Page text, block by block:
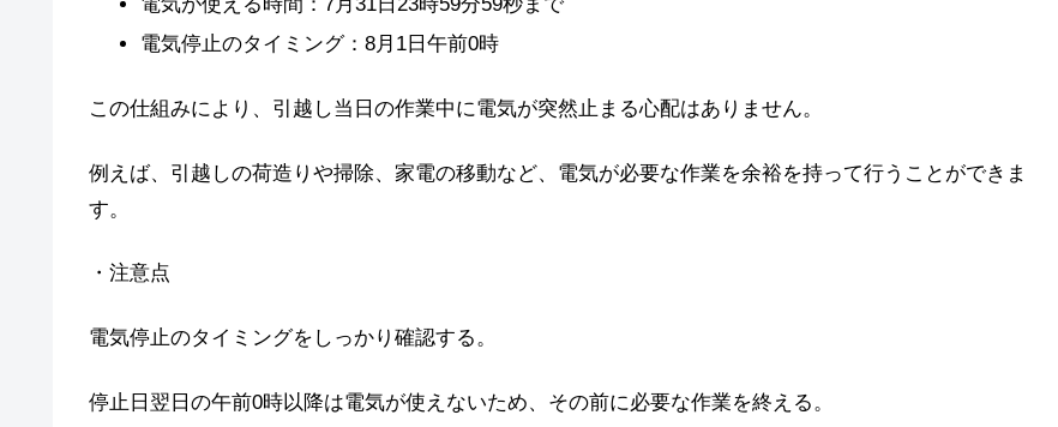
電気停止のタイミング：8月1日午前0時
この仕組みにより、引越し当日の作業中に電気が突然止まる心配はありません。
例えば、引越しの荷造りや掃除、家電の移動など、電気が必要な作業を余裕を持って行うことができま
す。
・注意点
電気停止のタイミングをしっかり確認する。
停止日翌日の午前0時以降は電気が使えないため、その前に必要な作業を終える。